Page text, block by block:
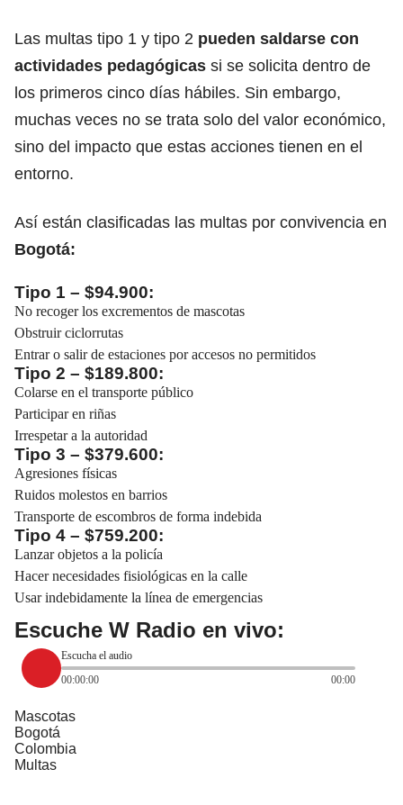
Las multas tipo 1 y tipo 2 pueden saldarse con
actividades pedagógicas si se solicita dentro de
los primeros cinco días hábiles. Sin embargo,
muchas veces no se trata solo del valor económico,
sino del impacto que estas acciones tienen en el
entorno.
Así están clasificadas las multas por convivencia en
Bogotá:
Tipo 1 – $94.900:
No recoger los excrementos de mascotas
Obstruir ciclorrutas
Entrar o salir de estaciones por accesos no permitidos
Tipo 2 – $189.800:
Colarse en el transporte público
Participar en riñas
Irrespetar a la autoridad
Tipo 3 – $379.600:
Agresiones físicas
Ruidos molestos en barrios
Transporte de escombros de forma indebida
Tipo 4 – $759.200:
Lanzar objetos a la policía
Hacer necesidades fisiológicas en la calle
Usar indebidamente la línea de emergencias
Escuche W Radio en vivo:
Escucha el audio
00:00:00
00:00
Mascotas
Bogotá
Colombia
Multas